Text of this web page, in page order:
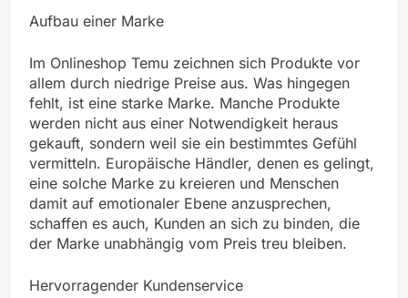
Aufbau einer Marke
Im Onlineshop Temu zeichnen sich Produkte vor
allem durch niedrige Preise aus. Was hingegen
fehlt, ist eine starke Marke. Manche Produkte
werden nicht aus einer Notwendigkeit heraus
gekauft, sondern weil sie ein bestimmtes Gefühl
vermitteln. Europäische Händler, denen es gelingt,
eine solche Marke zu kreieren und Menschen
damit auf emotionaler Ebene anzusprechen,
schaffen es auch, Kunden an sich zu binden, die
der Marke unabhängig vom Preis treu bleiben.
Hervorragender Kundenservice